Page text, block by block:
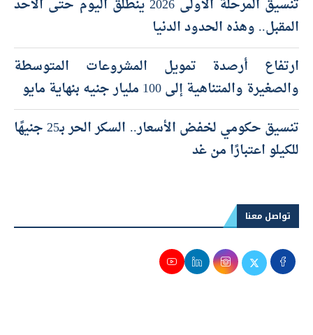
تنسيق المرحلة الأولى 2026 ينطلق اليوم حتى الأحد
المقبل.. وهذه الحدود الدنيا
ارتفاع أرصدة تمويل المشروعات المتوسطة
والصغيرة والمتناهية إلى 100 مليار جنيه بنهاية مايو
تنسيق حكومي لخفض الأسعار.. السكر الحر بـ25 جنيهًا
للكيلو اعتبارًا من غد
تواصل معنا